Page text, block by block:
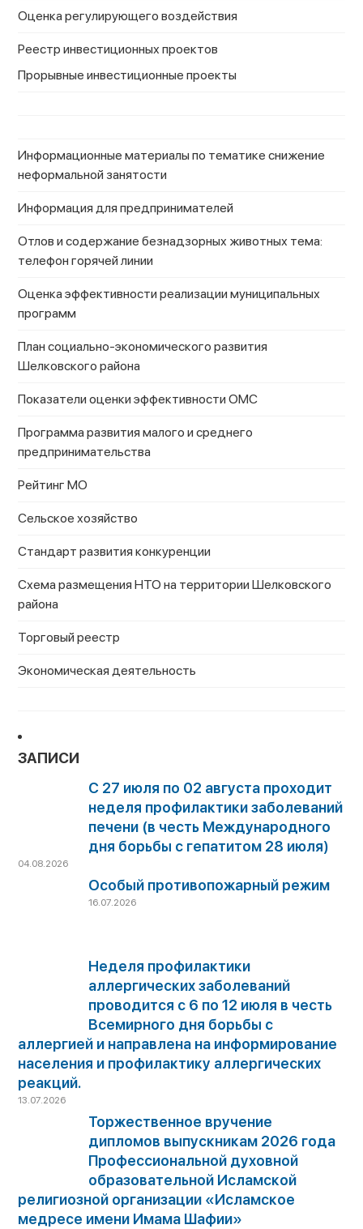
Оценка регулирующего воздействия
Реестр инвестиционных проектов
Прорывные инвестиционные проекты
Информационные материалы по тематике снижение
неформальной занятости
Информация для предпринимателей
Отлов и содержание безнадзорных животных тема:
телефон горячей линии
Оценка эффективности реализации муниципальных
программ
План социально-экономического развития
Шелковского района
Показатели оценки эффективности ОМС
Программа развития малого и среднего
предпринимательства
Рейтинг МО
Сельское хозяйство
Стандарт развития конкуренции
Схема размещения НТО на территории Шелковского
района
Торговый реестр
Экономическая деятельность
ЗАПИСИ
С 27 июля по 02 августа проходит
неделя профилактики заболеваний
печени (в честь Международного
дня борьбы с гепатитом 28 июля)
04.08.2026
Особый противопожарный режим
16.07.2026
Неделя профилактики
аллергических заболеваний
проводится с 6 по 12 июля в честь
Всемирного дня борьбы с
аллергией и направлена на информирование
населения и профилактику аллергических
реакций.
13.07.2026
Торжественное вручение
дипломов выпускникам 2026 года
Профессиональной духовной
образовательной Исламской
религиозной организации «Исламское
медресе имени Имама Шафии»